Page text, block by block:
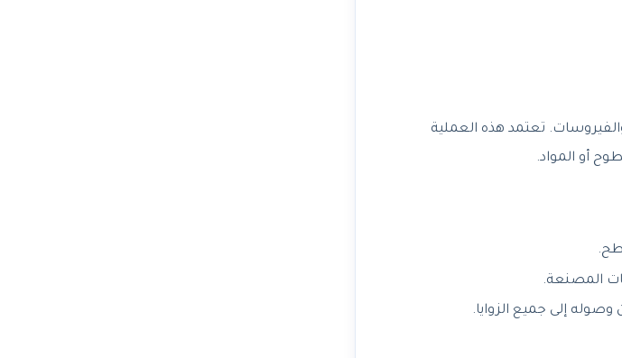
تعتمد هذه العملية
أو المواد.
المصنعة.
إلى جميع الزوايا.